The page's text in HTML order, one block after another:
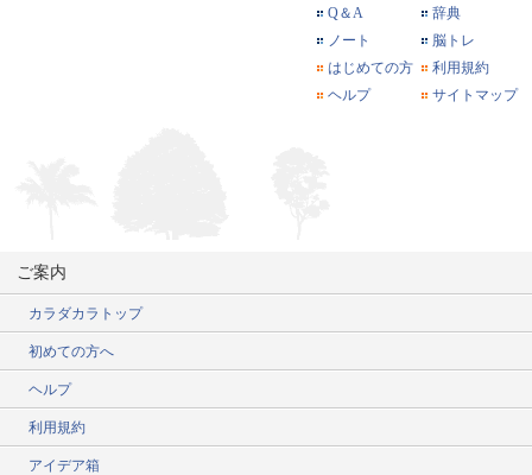
Q＆A
辞典
ノート
脳トレ
はじめての方
利用規約
ヘルプ
サイトマップ
ご案内
カラダカラトップ
初めての方へ
ヘルプ
利用規約
アイデア箱